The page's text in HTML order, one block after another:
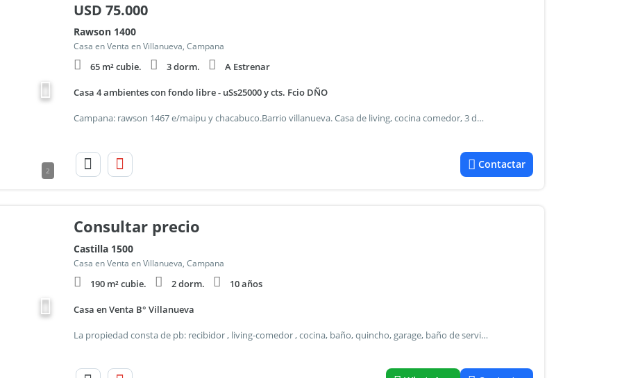
2
USD 75.000
Rawson 1400
Casa en Venta en Villanueva, Campana
65 m² cubie. 3 dorm. A Estrenar
Casa 4 ambientes con fondo libre - uSs25000 y cts. Fcio DÑO
Campana: rawson 1467 e/maipu y chacabuco.Barrio villanueva. Casa de living, cocina comedor, 3 dormitorios, galeria, lavadero, baño y fondo libre. Sup del terreno 283m2 / cubiertos 65m2. U$s 45.000 .- Y cuotas. Financiado contado u$s 79.000.- Conversable venta de remate judicial información adicional: tipo de techo: losa ambientes: dormitorio
Contactar
Consultar precio
Castilla 1500
Casa en Venta en Villanueva, Campana
190 m² cubie. 2 dorm. 10 años
Casa en Venta B° Villanueva
La propiedad consta de pb: recibidor , living-comedor , cocina, baño, quincho, garage, baño de servicio, galpon y patio. Pa: 2 dormitorios, baño y estar y terraza. Esta escriturado. Permutan por duplex o casa céntrica. Información adicional: tipo de techo: losa gas natural gas natural ambientes: dormitorio baño galpón garage jardín al fondo